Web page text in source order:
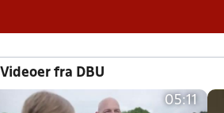
Videoer fra DBU
05:11